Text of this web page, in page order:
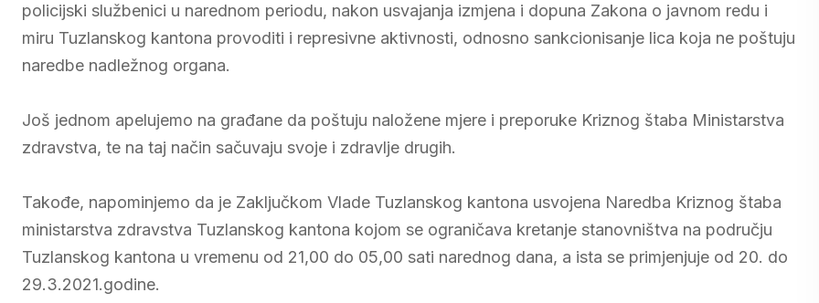
policijski službenici u narednom periodu, nakon usvajanja izmjena i dopuna Zakona o javnom redu i
miru Tuzlanskog kantona provoditi i represivne aktivnosti, odnosno sankcionisanje lica koja ne poštuju
naredbe nadležnog organa.
Još jednom apelujemo na građane da poštuju naložene mjere i preporuke Kriznog štaba Ministarstva
zdravstva, te na taj način sačuvaju svoje i zdravlje drugih.
Takođe, napominjemo da je Zaključkom Vlade Tuzlanskog kantona usvojena Naredba Kriznog štaba
ministarstva zdravstva Tuzlanskog kantona kojom se ograničava kretanje stanovništva na području
Tuzlanskog kantona u vremenu od 21,00 do 05,00 sati narednog dana, a ista se primjenjuje od 20. do
29.3.2021.godine.